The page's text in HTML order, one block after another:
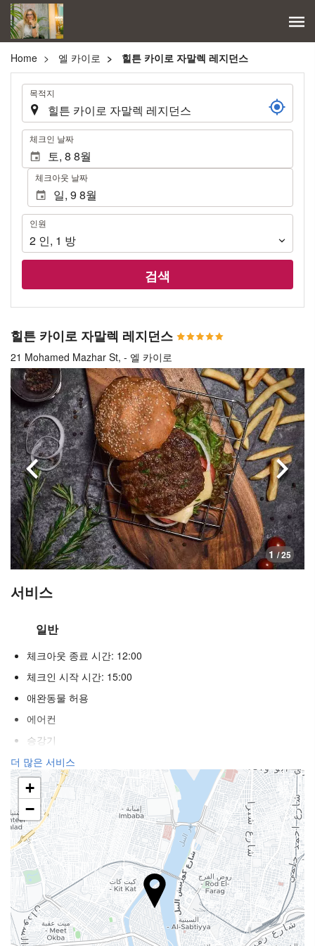
Home 엘 카이로 힐튼 카이로 자말렉 레지던스
. 목적지
. 체크인 날짜
체크아웃 날짜
인
원
인원
2 인, 1 방
검색
힐튼 카이로 자말렉 레지던스
21 Mohamed Mazhar St, - 엘 카이로
1 / 25
이전으로 다음
서비스
일반
체크아웃 종료 시간: 12:00
체크인 시작 시간: 15:00
애완동물 허용
에어컨
승강기
장애인
불연자객실
흡연 구역
웰니스
수영장 바
일광욕 의자
파라솔
스파
더 많은 서비스
+
−